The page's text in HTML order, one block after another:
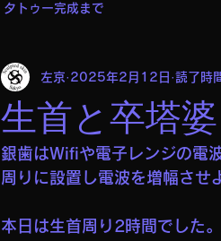
タトゥー完成まで
生首と卒塔婆
左京 2025年2月12日 読了時
銀歯はWifiや電子レンジの電
周りに設置し電波を増幅させ
本日は生首周り2時間でした。